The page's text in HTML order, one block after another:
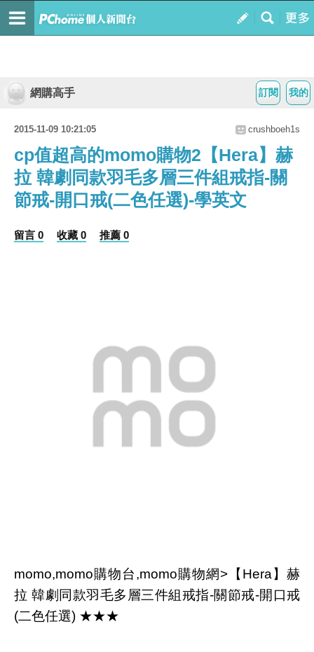
我的
訂閱
網購高手
2015-11-09 10:21:05 crushboeh1s
cp值超高的momo購物2【Hera】赫
拉 韓劇同款羽毛多層三件組戒指-關
節戒-開口戒(二色任選)-學英文
留言 0 收藏 0 推薦 0
momo,momo購物台,momo購物網>【Hera】赫
拉 韓劇同款羽毛多層三件組戒指-關節戒-開口戒
(二色任選) ★★★